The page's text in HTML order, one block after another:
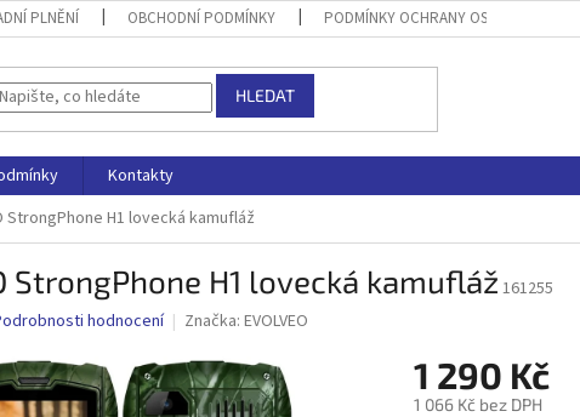
PLNĚNÍ OBCHODNÍ PODMÍNKY PODMÍNKY OCHRANY OSOBNÍCH ÚDAJŮ
HLEDAT
Kontakty
StrongPhone H1 lovecká kamufláž
StrongPhone H1 lovecká kamufláž 161255
hodnocení Značka: EVOLVEO
1 290 Kč
1 066 Kč bez DPH